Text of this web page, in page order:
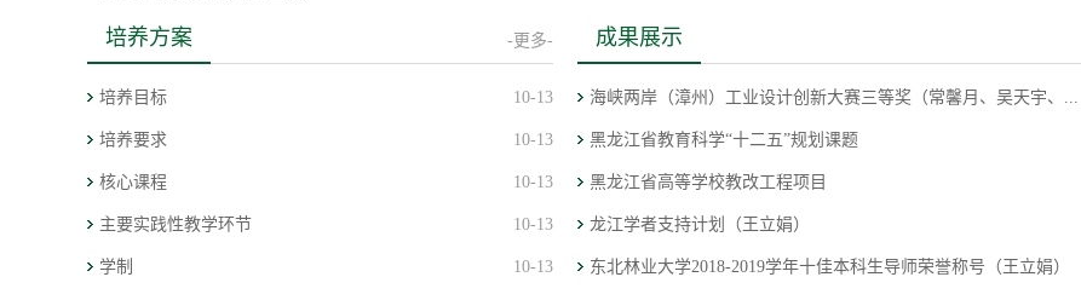
东北林业大学2018-2019学年十佳本科生导师荣誉称号（王立娟）
培养方案 -更多-
10-13
培养目标
10-13
培养要求
10-13
核心课程
10-13
主要实践性教学环节
10-13
学制
成果展示
海峡两岸（漳州）工业设计创新大赛三等奖（常馨月、吴天宇、...
黑龙江省教育科学“十二五”规划课题
黑龙江省高等学校教改工程项目
龙江学者支持计划（王立娟）
东北林业大学2018-2019学年十佳本科生导师荣誉称号（王立娟）